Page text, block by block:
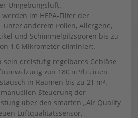
Umgebungsluft.
im HEPA-Filter der
unter anderem Pollen, Allergene,
und Schimmelpilzsporen bis zu
1,0 Mikrometer eliminiert.
sein dreistufig regelbares Gebläse
von 180 m³/h einen
in Räumen bis zu 21 m².
Steuerung der
über den smarten „Air Quality
Luftqualitätssensor,